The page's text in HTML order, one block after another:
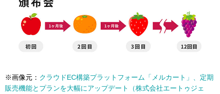
※画像元： クラウドEC構築プラットフォーム「メルカート」、定期
販売機能とプランを大幅にアップデート（株式会社エートゥジェ